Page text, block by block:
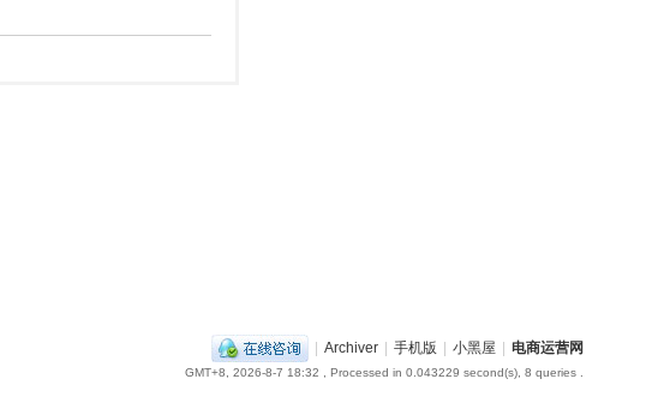
| Archiver | 手机版 | 小黑屋 | 电商运营网
GMT+8, 2026-8-7 18:32 , Processed in 0.043229 second(s), 8 queries .